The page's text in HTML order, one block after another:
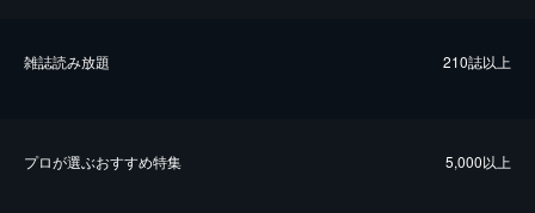
雑誌読み放題 210誌以上
プロが選ぶおすすめ特集 5,000以上